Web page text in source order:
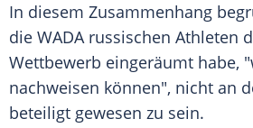
In diesem Zusammenhang
die WADArussischen Athleten
Wettbewerb eingeräumt habe,
nachweisen können", nicht an
beteiligt gewesen zu sein.